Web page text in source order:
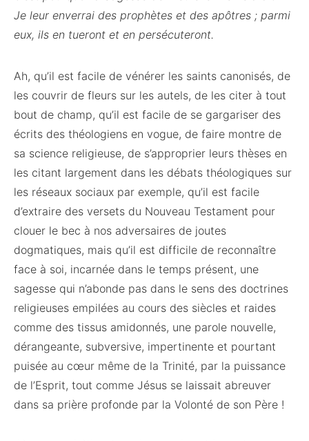
Je leur enverrai des prophètes et des apôtres ; parmi
eux, ils en tueront et en persécuteront.
Ah, qu’il est facile de vénérer les saints canonisés, de
les couvrir de fleurs sur les autels, de les citer à tout
bout de champ, qu’il est facile de se gargariser des
écrits des théologiens en vogue, de faire montre de
sa science religieuse, de s’approprier leurs thèses en
les citant largement dans les débats théologiques sur
les réseaux sociaux par exemple, qu’il est facile
d’extraire des versets du Nouveau Testament pour
clouer le bec à nos adversaires de joutes
dogmatiques, mais qu’il est difficile de reconnaître
face à soi, incarnée dans le temps présent, une
sagesse qui n’abonde pas dans le sens des doctrines
religieuses empilées au cours des siècles et raides
comme des tissus amidonnés, une parole nouvelle,
dérangeante, subversive, impertinente et pourtant
puisée au cœur même de la Trinité, par la puissance
de l’Esprit, tout comme Jésus se laissait abreuver
dans sa prière profonde par la Volonté de son Père !